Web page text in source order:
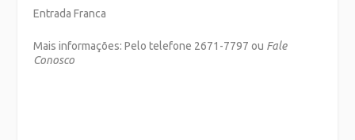
Entrada Franca
Mais informações: Pelo telefone 2671-7797 ou Fale
Conosco